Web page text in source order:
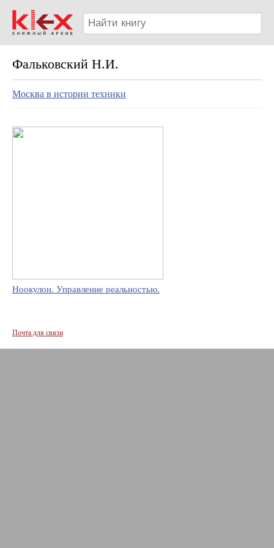
Фальковский Н.И.
Москва в истории техники
Ноокулон. Управление реальностью.
Почта для связи